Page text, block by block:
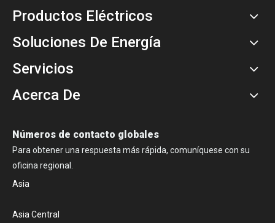
Productos Eléctricos
Soluciones De Energía
Servicios
Acerca De
Números de contacto globales
Para obtener una respuesta más rápida, comuníquese con su
oficina regional.
Asia
Asia Central